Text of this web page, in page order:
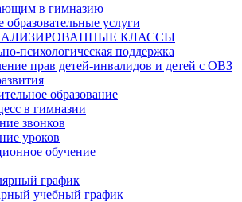
в гимназию
услуги
КЛАССЫ
психологическая поддержка
прав детей-инвалидов и детей с ОВЗ
образование
в гимназии
звонков
уроков
обучение
график
учебный график